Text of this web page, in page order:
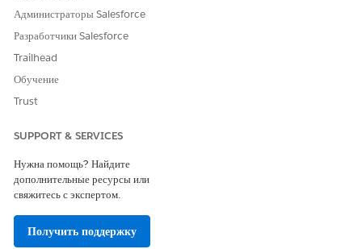
Администраторы Salesforce
Разработчики Salesforce
Trailhead
Обучение
Trust
SUPPORT & SERVICES
Нужна помощь? Найдите
дополнительные ресурсы или
свяжитесь с экспертом.
Получить поддержку